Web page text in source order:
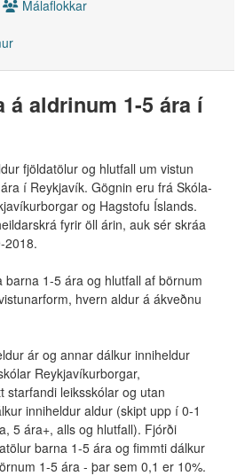
Málaflokkar
á aldrinum 1-5 ára í
fjöldatölur og hlutfall um vistun
í Reykjavík. Gögnin eru frá Skóla-
og Hagstofu Íslands.
fyrir öll árin, auk sér skráa
2018.
barna 1-5 ára og hlutfall af börnum
hvern aldur á ákveðnu
ár og annar dálkur inniheldur
Reykjavíkurborgar,
leiksskólar og utan
inniheldur aldur (skipt upp í 0-1
5 ára+, alls og hlutfall). Fjórði
barna 1-5 ára og fimmti dálkur
1-5 ára - þar sem 0,1 er 10%.